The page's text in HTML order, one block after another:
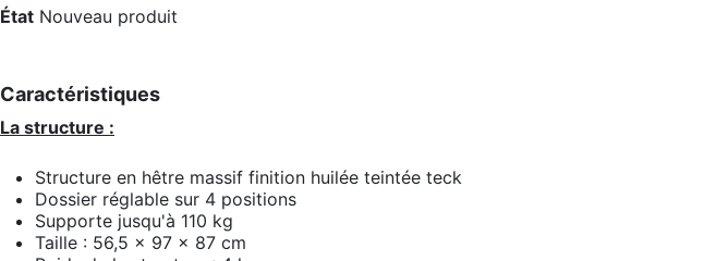
État Nouveau produit
Caractéristiques
La structure :
Structure en hêtre massif finition huilée teintée teck
Dossier réglable sur 4 positions
Supporte jusqu'à 110 kg
Taille : 56,5 x 97 x 87 cm